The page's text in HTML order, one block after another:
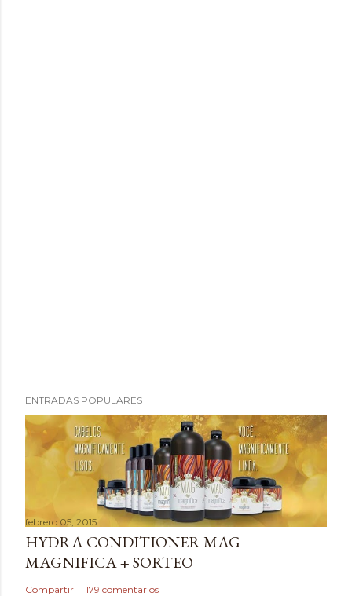
ENTRADAS POPULARES
febrero 05, 2015
HYDRA CONDITIONER MAG
MAGNIFICA + SORTEO
Compartir 179 comentarios